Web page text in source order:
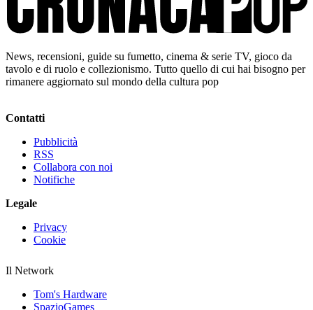
News, recensioni, guide su fumetto, cinema & serie TV, gioco da
tavolo e di ruolo e collezionismo. Tutto quello di cui hai bisogno per
rimanere aggiornato sul mondo della cultura pop
Contatti
Pubblicità
RSS
Collabora con noi
Notifiche
Legale
Privacy
Cookie
Il Network
Tom's Hardware
SpazioGames